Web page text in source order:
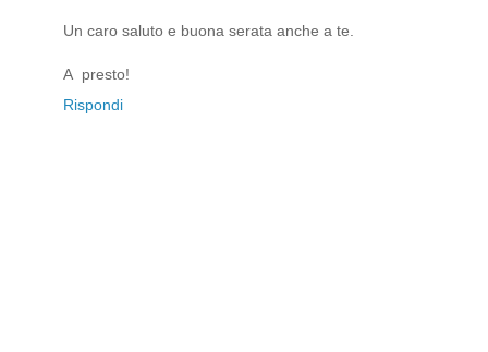
Un caro saluto e buona serata anche a te.
A presto!
Rispondi